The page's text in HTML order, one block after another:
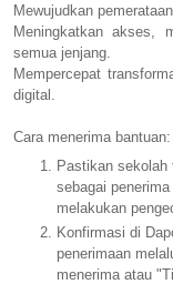
Mewujudkan
Meningkatkan akses,
semua jenjang.
Mempercepat
digital.
Cara menerima bantuan:
Pastikan
sebagai
melakukan
Konfirmasi di
penerimaan
menerima atau